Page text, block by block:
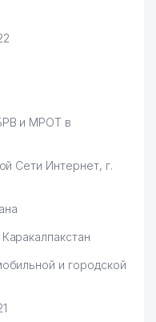
и МРОТ в
Сети Интернет, г.
и городской